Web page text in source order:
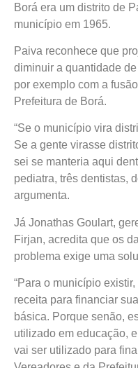
Borá era um distrito de
município em 1965.
Paiva reconhece que
diminuir a quantidade
por exemplo com a
Prefeitura de Borá.
“Se o município vira
Se a gente virasse
sei se manteria aqui
pediatra, três dentistas,
argumenta.
Já Jonathas Goulart,
Firjan, acredita que os
problema exige uma
“Para o município
receita para financiar
básica. Porque senão,
utilizado em educação,
vai ser utilizado para